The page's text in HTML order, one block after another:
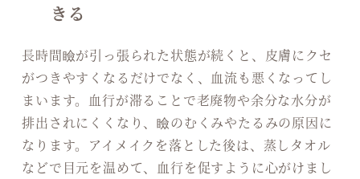
きる
長時間瞼が引っ張られた状態が続くと、皮膚にクセ
がつきやすくなるだけでなく、血流も悪くなってし
まいます。血行が滞ることで老廃物や余分な水分が
排出されにくくなり、瞼のむくみやたるみの原因に
なります。アイメイクを落とした後は、蒸しタオル
などで目元を温めて、血行を促すように心がけまし